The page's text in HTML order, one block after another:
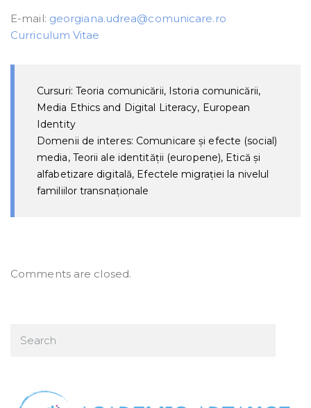
E-mail: georgiana.udrea@comunicare.ro
Curriculum Vitae
Cursuri: Teoria comunicării, Istoria comunicării,
Media Ethics and Digital Literacy, European
Identity
Domenii de interes: Comunicare și efecte (social)
media, Teorii ale identității (europene), Etică și
alfabetizare digitală, Efectele migrației la nivelul
familiilor transnaționale
Comments are closed.